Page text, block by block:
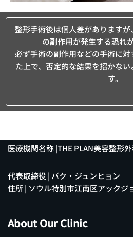
整形手術後は個人差があります
の副作用が発生する恐れ
必ず手術の副作用などの手術に
た上で、否定的な結果を招かな
す。
医療機関名称 |THE PLAN美容整形
代表取締役 | パク・ジュンヒョン
住所 | ソウル特別市江南区アック
About Our Clinic